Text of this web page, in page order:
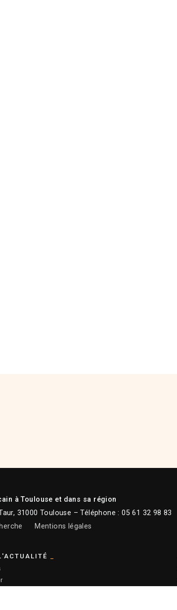
à Toulouse et dans sa région
31000 Toulouse – Téléphone : 05 61 32 98 83
Mentions légales